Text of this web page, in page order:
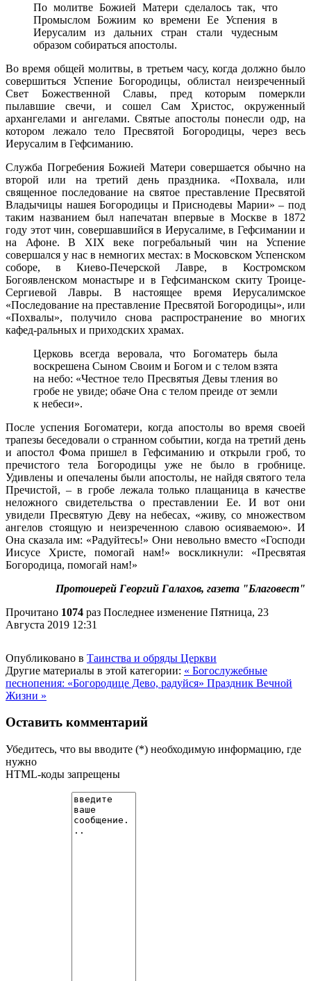
По молитве Божией Матери сделалось так, что
Промыслом Божиим ко времени Ее Успения в
Иерусалим из дальних стран стали чудесным
образом собираться апостолы.
Во время общей молитвы, в третьем часу, когда должно было
совершиться Успение Богородицы, облистал неизреченный
Свет Божественной Славы, пред которым померкли
пылавшие свечи, и сошел Сам Христос, окруженный
архангелами и ангелами. Святые апостолы понесли одр, на
котором лежало тело Пресвятой Богородицы, через весь
Иерусалим в Гефсиманию.
Служба Погребения Божией Матери совершается обычно на
второй или на третий день праздника. «Похвала, или
священное последование на святое преставление Пресвятой
Владычицы нашея Богородицы и Приснодевы Марии» – под
таким названием был напечатан впервые в Москве в 1872
году этот чин, совершавшийся в Иерусалиме, в Гефсимании и
на Афоне. В XIX веке погребальный чин на Успение
совершался у нас в немногих местах: в Московском Успенском
соборе, в Киево-Печерской Лавре, в Костромском
Богоявленском монастыре и в Гефсиманском скиту Троице-
Сергиевой Лавры. В настоящее время Иерусалимское
«Последование на преставление Пресвятой Богородицы», или
«Похвалы», получило снова распространение во многих
кафед-ральных и приходских храмах.
Церковь всегда веровала, что Богоматерь была
воскрешена Сыном Своим и Богом и с телом взята
на небо: «Честное тело Пресвятыя Девы тления во
гробе не увиде; обаче Она с телом преиде от земли
к небеси».
После успения Богоматери, когда апостолы во время своей
трапезы беседовали о странном событии, когда на третий день
и апостол Фома пришел в Гефсиманию и открыли гроб, то
пречистого тела Богородицы уже не было в гробнице.
Удивлены и опечалены были апостолы, не найдя святого тела
Пречистой, – в гробе лежала только плащаница в качестве
неложного свидетельства о преставлении Ее. И вот они
увидели Пресвятую Деву на небесах, «живу, со множеством
ангелов стоящую и неизреченною славою осияваемою». И
Она сказала им: «Радуйтесь!» Они невольно вместо «Господи
Иисусе Христе, помогай нам!» воскликнули: «Пресвятая
Богородица, помогай нам!»
Протоиерей Георгий Галахов, газета "Благовест"
Прочитано 1074 раз Последнее изменение Пятница, 23
Августа 2019 12:31
Опубликовано в Таинства и обряды Церкви
Другие материалы в этой категории: « Богослужебные
песнопения: «Богородице Дево, радуйся» Праздник Вечной
Жизни »
Оставить комментарий
Убедитесь, что вы вводите (*) необходимую информацию, где
нужно
HTML-коды запрещены